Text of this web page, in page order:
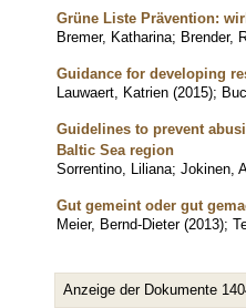
Grüne Liste Prävention:
Bremer, Katharina; Brender,
Guidance for developing
Lauwaert, Katrien (2015);
Guidelines to prevent
Baltic Sea region
Sorrentino, Liliana; Jokinen,
Gut gemeint oder gut
Meier, Bernd-Dieter (2013);
Anzeige der Dokumente